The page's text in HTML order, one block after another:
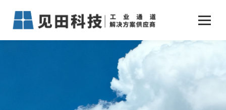
业务中心
仓储物流通道解决方案
智能立体库解决方案
新闻动态 +